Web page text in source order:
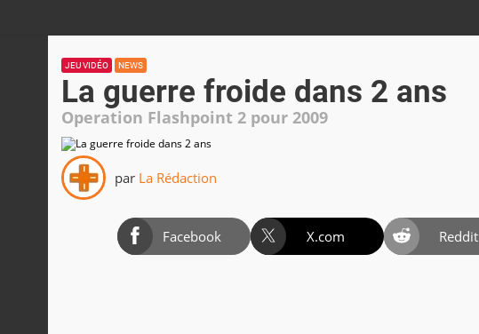
JEU VIDÉO NEWS
La guerre froide dans 2 ans
Operation Flashpoint 2 pour 2009
par La Rédaction
Facebook X.com Reddit